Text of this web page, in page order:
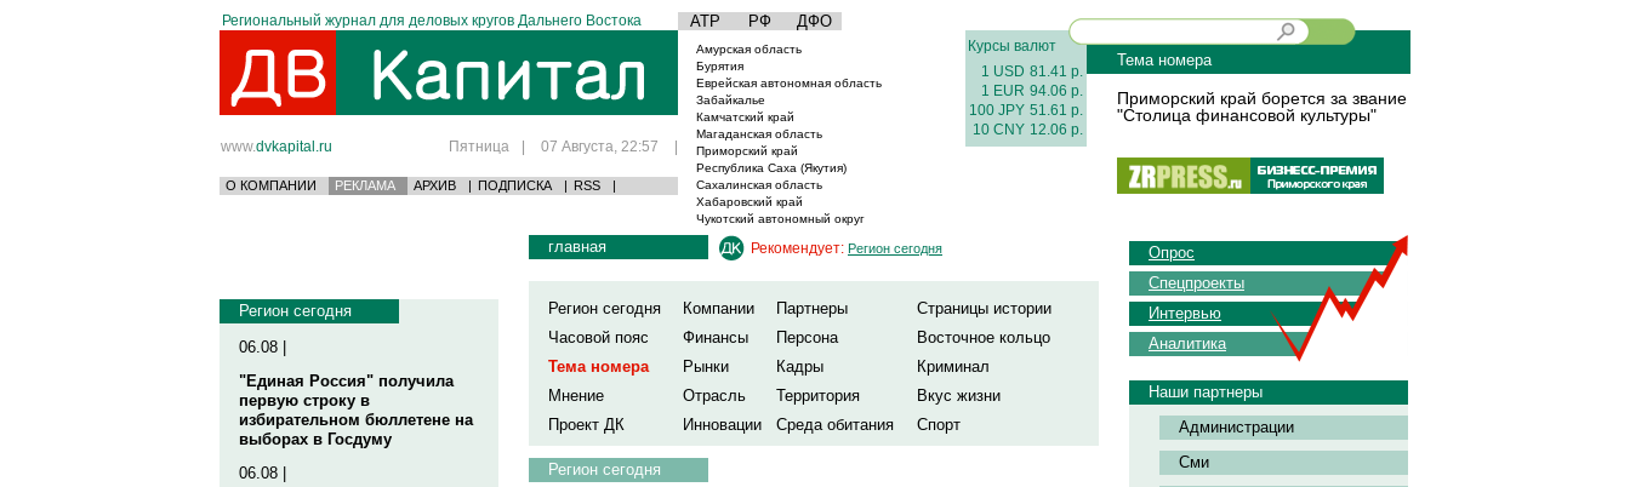
Региональный журнал для деловых кругов Дальнего Востока АТР РФ ДФО
www.dvkapital.ru Пятница | 07 Августа, 22:57 |
О КОМПАНИИ РЕКЛАМА АРХИВ | ПОДПИСКА | RSS |
Амурская область
Бурятия
Еврейская автономная область
Забайкалье
Камчатский край
Магаданская область
Приморский край
Республика Саха (Якутия)
Сахалинская область
Хабаровский край
Чукотский автономный округ
Курсы валют
1 USD 81.41 р.
1 EUR 94.06 р.
100 JPY 51.61 р.
10 CNY 12.06 р.
Тема номера
Приморский край борется за звание
"Столица финансовой культуры"
Регион сегодня
06.08 |
"Единая Россия" получила
первую строку в
избирательном бюллетене на
выборах в Госдуму
06.08 |
главная Рекомендует: Регион сегодня
Регион сегодня Компании Партнеры
Страницы истории
Часовой пояс
Финансы Персона
Восточное кольцо
Тема номера
Рынки Кадры
Криминал
Мнение
Отрасль Территория
Вкус жизни
Проект ДК
Инновации Среда обитания Спорт
Регион сегодня
Опрос
Спецпроекты
Интервью
Аналитика
Наши партнеры
Администрации
Сми